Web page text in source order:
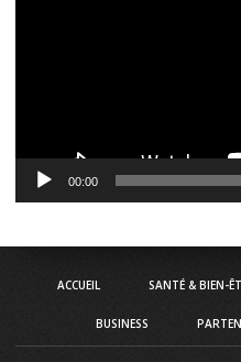
00:00
ACCUEIL SANTÉ & BIEN-
BUSINESS